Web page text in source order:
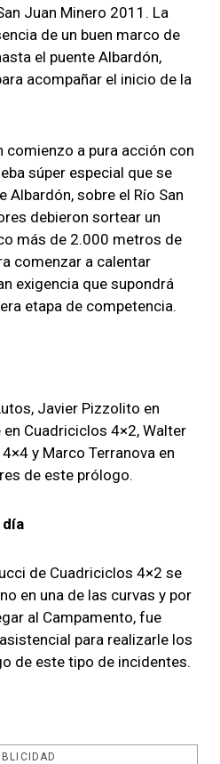
Juan Minero 2011. La
de un buen marco de
el puente Albardón,
acompañar el inicio de la
comienzo a pura acción con
súper especial que se
Albardón, sobre el Río San
debieron sortear un
más de 2.000 metros de
comenzar a calentar
exigencia que supondrá
etapa de competencia.
Javier Pizzolito en
Cuadriciclos 4×2, Walter
y Marco Terranova en
de este prólogo.
día
de Cuadriciclos 4×2 se
en una de las curvas y por
al Campamento, fue
para realizarle los
de este tipo de incidentes.